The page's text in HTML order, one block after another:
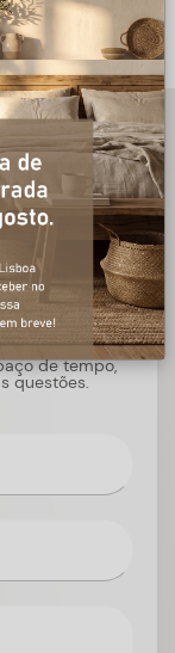
de tempo,
questões.